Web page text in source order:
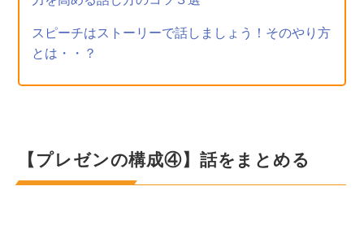
スピーチはストーリーで話しましょう！そのやり方
とは・・？
【プレゼンの構成④】話をまとめる